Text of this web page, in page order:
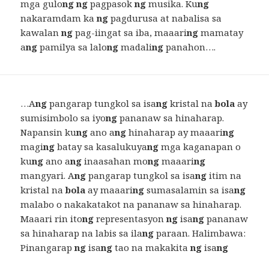
mga gulong ng pagpasokng musika. Kung
nakaramdam kang pagdurusa at nabalisa sa
kawalanng pag-iingat sa iba, maaaring mamatay
ang pamilya sa lalong madaling panahon….
…Ang pangarap tungkol sa isang kristal nabola ay
sumisimbolo sa iyong pananaw sa hinaharap.
Napansin kung ano ang hinaharap ay maaaring
maging batay sa kasalukuyang mga kaganapan o
kung ano ang inaasahan mong maaaring
mangyari. Ang pangarap tungkol sa isang itim na
kristal nabola ay maaaring sumasalamin sa isang
malabo o nakakatakot na pananaw sa hinaharap.
Maaari rin itong representasyonng isang pananaw
sa hinaharap na labis sa ilang paraan. Halimbawa:
Pinangarapng isang tao na makakitang isang